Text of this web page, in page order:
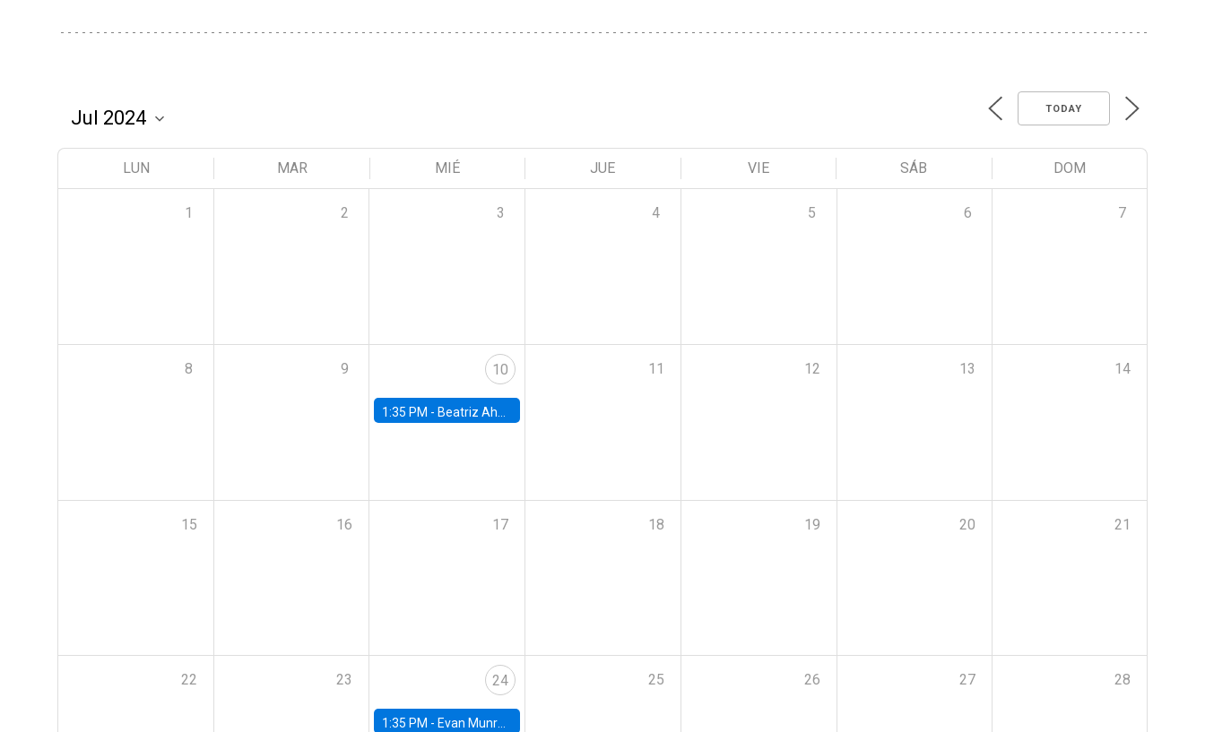
TODAY
LUN MAR MIÉ JUE VIE SÁB DOM
1 2 3 4 5 6 7
8 9 10
1:35 PM - Beatriz Ahumada, PhD candidate, Universidad de Pittsburgh
11 12 13 14
15 16 17 18 19 20 21
22 23 24
1:35 PM - Evan Munro, Neyman Visiting Assistant Professor in the Department of Statistics at UC Berkeley
25 26 27 28